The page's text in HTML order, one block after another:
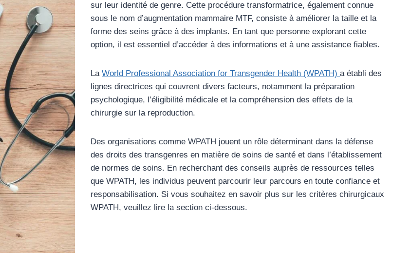
sur leur identité de genre. Cette procédure transformatrice, également connue
sous le nom d’augmentation mammaire MTF, consiste à améliorer la taille et la
forme des seins grâce à des implants. En tant que personne explorant cette
option, il est essentiel d’accéder à des informations et à une assistance fiables.
La World Professional Association for Transgender Health (WPATH) a établi des
lignes directrices qui couvrent divers facteurs, notamment la préparation
psychologique, l’éligibilité médicale et la compréhension des effets de la
chirurgie sur la reproduction.
Des organisations comme WPATH jouent un rôle déterminant dans la défense
des droits des transgenres en matière de soins de santé et dans l’établissement
de normes de soins. En recherchant des conseils auprès de ressources telles
que WPATH, les individus peuvent parcourir leur parcours en toute confiance et
responsabilisation. Si vous souhaitez en savoir plus sur les critères chirurgicaux
WPATH, veuillez lire la section ci-dessous.